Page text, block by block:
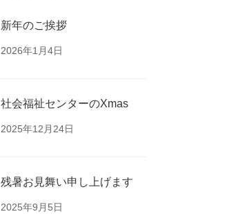
新年のご挨拶
2026年1月4日
社会福祉センターのXmas
2025年12月24日
残暑お見舞い申し上げます
2025年9月5日